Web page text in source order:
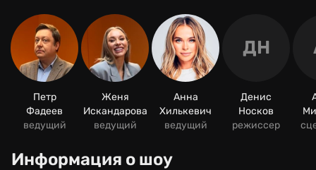
Петр
Фадеев
ведущий
Женя
Искандарова
ведущий
Анна
Хилькевич
ведущий
ДН
Денис
Носков
режиссер
Информация о шоу